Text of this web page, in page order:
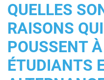
QUELLES
RAISONS
POUSSENT
ÉTUDIANTS